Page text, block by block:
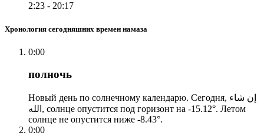
2:23 - 20:17
Хронология сегодняшних времен намаза
0:00
полночь
Новый день по солнечному календарю. Сегодня, إن شاء
الله, солнце опустится под горизонт на -15.12°. Летом
солнце не опустится ниже -8.43°.
0:00